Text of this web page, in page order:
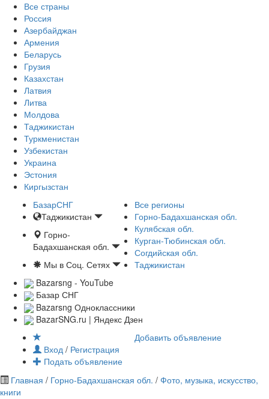
Все страны
Россия
Азербайджан
Армения
Беларусь
Грузия
Казахстан
Латвия
Литва
Молдова
Таджикистан
Туркменистан
Узбекистан
Украина
Эстония
Киргызстан
БазарСНГ
Таджикистан
Горно-
Бадахшанская обл.
Мы в Соц. Сетях
Все регионы
Горно-Бадахшанская обл.
Кулябская обл.
Курган-Тюбинская обл.
Согдийская обл.
Таджикистан
Bazarsng - YouTube
Базар СНГ
Bazarsng Одноклассники
BazarSNG.ru | Яндекс Дзен
Вход / Регистрация
Подать объявление
Добавить объявление
Главная / Горно-Бадахшанская обл. / Фото, музыка, искусство,
книги